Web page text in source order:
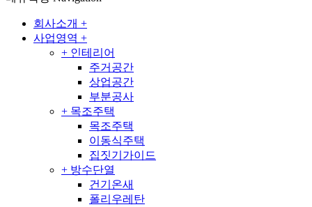
회사소개 +
사업영역 +
+ 인테리어
주거공간
상업공간
부분공사
+ 목조주택
목조주택
이동식주택
집짓기가이드
+ 방수단열
건기온새
폴리우레탄